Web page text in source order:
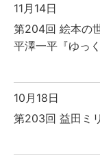
11月14日
第204回 絵本の
平澤一平『ゆっ
10月18日
第203回 益田ミ